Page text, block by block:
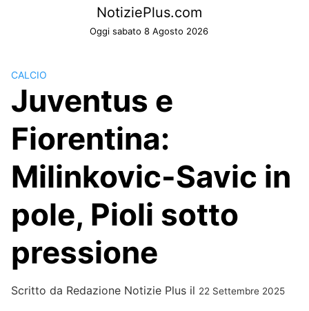
NotiziePlus.com
Oggi sabato 8 Agosto 2026
CALCIO
Juventus e
Fiorentina:
Milinkovic-Savic in
pole, Pioli sotto
pressione
Scritto da Redazione Notizie Plus il 22 Settembre 2025